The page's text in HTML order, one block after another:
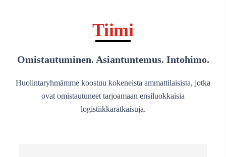
Tiimi
Omistautuminen. Asiantuntemus. Intohimo.
Huolintaryhmämme koostuu kokeneista ammattilaisista, jotka
ovat omistautuneet tarjoamaan ensiluokkaisia
logistiikkaratkaisuja.